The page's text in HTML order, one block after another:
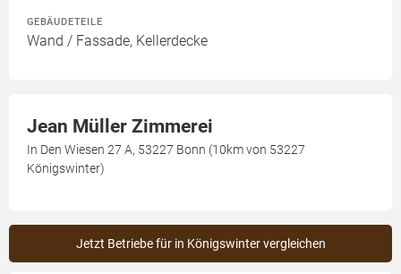
GEBÄUDETEILE
Wand / Fassade, Kellerdecke
Jean Müller Zimmerei
In Den Wiesen 27 A, 53227 Bonn (10km von 53227
Königswinter)
Jetzt Betriebe für in Königswinter vergleichen